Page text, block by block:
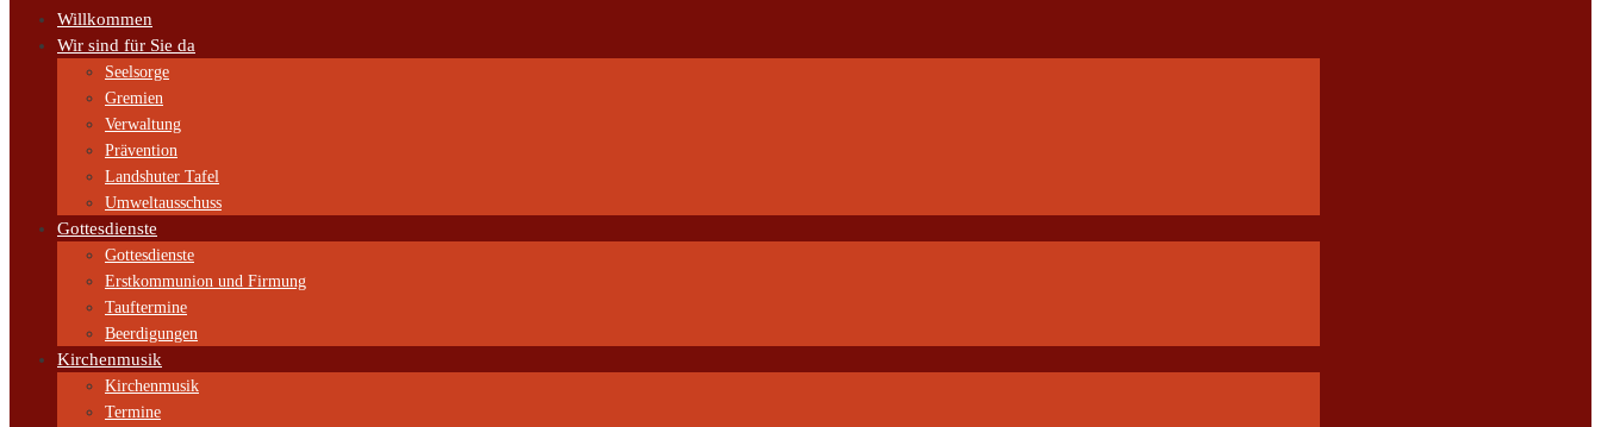
Willkommen
Wir sind für Sie da
Seelsorge
Gremien
Verwaltung
Prävention
Landshuter Tafel
Umweltausschuss
Gottesdienste
Gottesdienste
Erstkommunion und Firmung
Tauftermine
Beerdigungen
Kirchenmusik
Kirchenmusik
Termine